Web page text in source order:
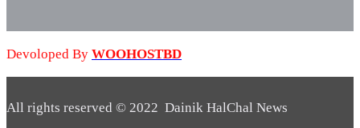
Devoloped By WOOHOSTBD
All rights reserved © 2022 Dainik HalChal News